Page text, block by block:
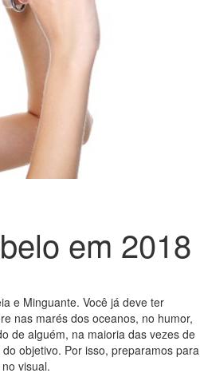
em 2018
e Minguante. Você já deve ter
nas marés dos oceanos, no humor,
de alguém, na maioria das vezes de
objetivo. Por isso, preparamos para
visual.